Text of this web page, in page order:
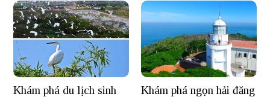
Khám phá du lịch sinh
Khám phá ngọn hải đăng